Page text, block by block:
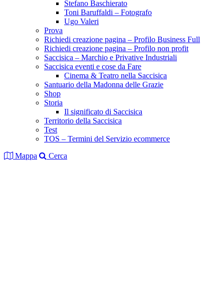
Stefano Baschierato
Toni Baruffaldi – Fotografo
Ugo Valeri
Prova
Richiedi creazione pagina – Profilo Business Full
Richiedi creazione pagina – Profilo non profit
Saccisica – Marchio e Privative Industriali
Saccisica eventi e cose da Fare
Cinema & Teatro nella Saccisica
Santuario della Madonna delle Grazie
Shop
Storia
Il significato di Saccisica
Territorio della Saccisica
Test
TOS – Termini del Servizio ecommerce
Mappa
Cerca